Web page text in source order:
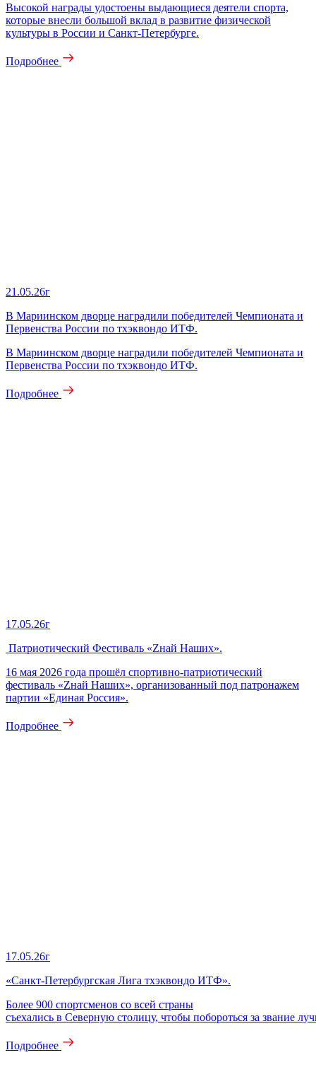
Высокой награды удостоены выдающиеся деятели спорта,
которые внесли большой вклад в развитие физической
культуры в России и Санкт-Петербурге.
Подробнее
21.05.26г
В Мариинском дворце наградили победителей Чемпионата и
Первенства России по тхэквондо ИТФ.
В Мариинском дворце наградили победителей Чемпионата и
Первенства России по тхэквондо ИТФ.
Подробнее
17.05.26г
Патриотический Фестиваль «Zнай Наших».
16 мая 2026 года прошёл спортивно‑патриотический
фестиваль «Zнай Наших», организованный под патронажем
партии «Единая Россия».
Подробнее
17.05.26г
«Санкт‑Петербургская Лига тхэквондо ИТФ».
Более 900 спортсменов со всей страны
съехались в Северную столицу, чтобы побороться за звание
Подробнее